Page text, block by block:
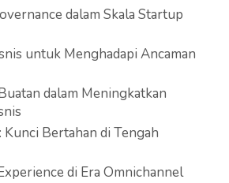
dalam Skala Startup
untuk Menghadapi Ancaman
dalam Meningkatkan
Bertahan di Tengah
di Era Omnichannel